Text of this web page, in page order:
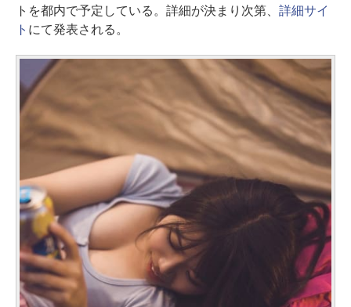
トを都内で予定している。詳細が決まり次第、 詳細サイ
ト にて発表される。